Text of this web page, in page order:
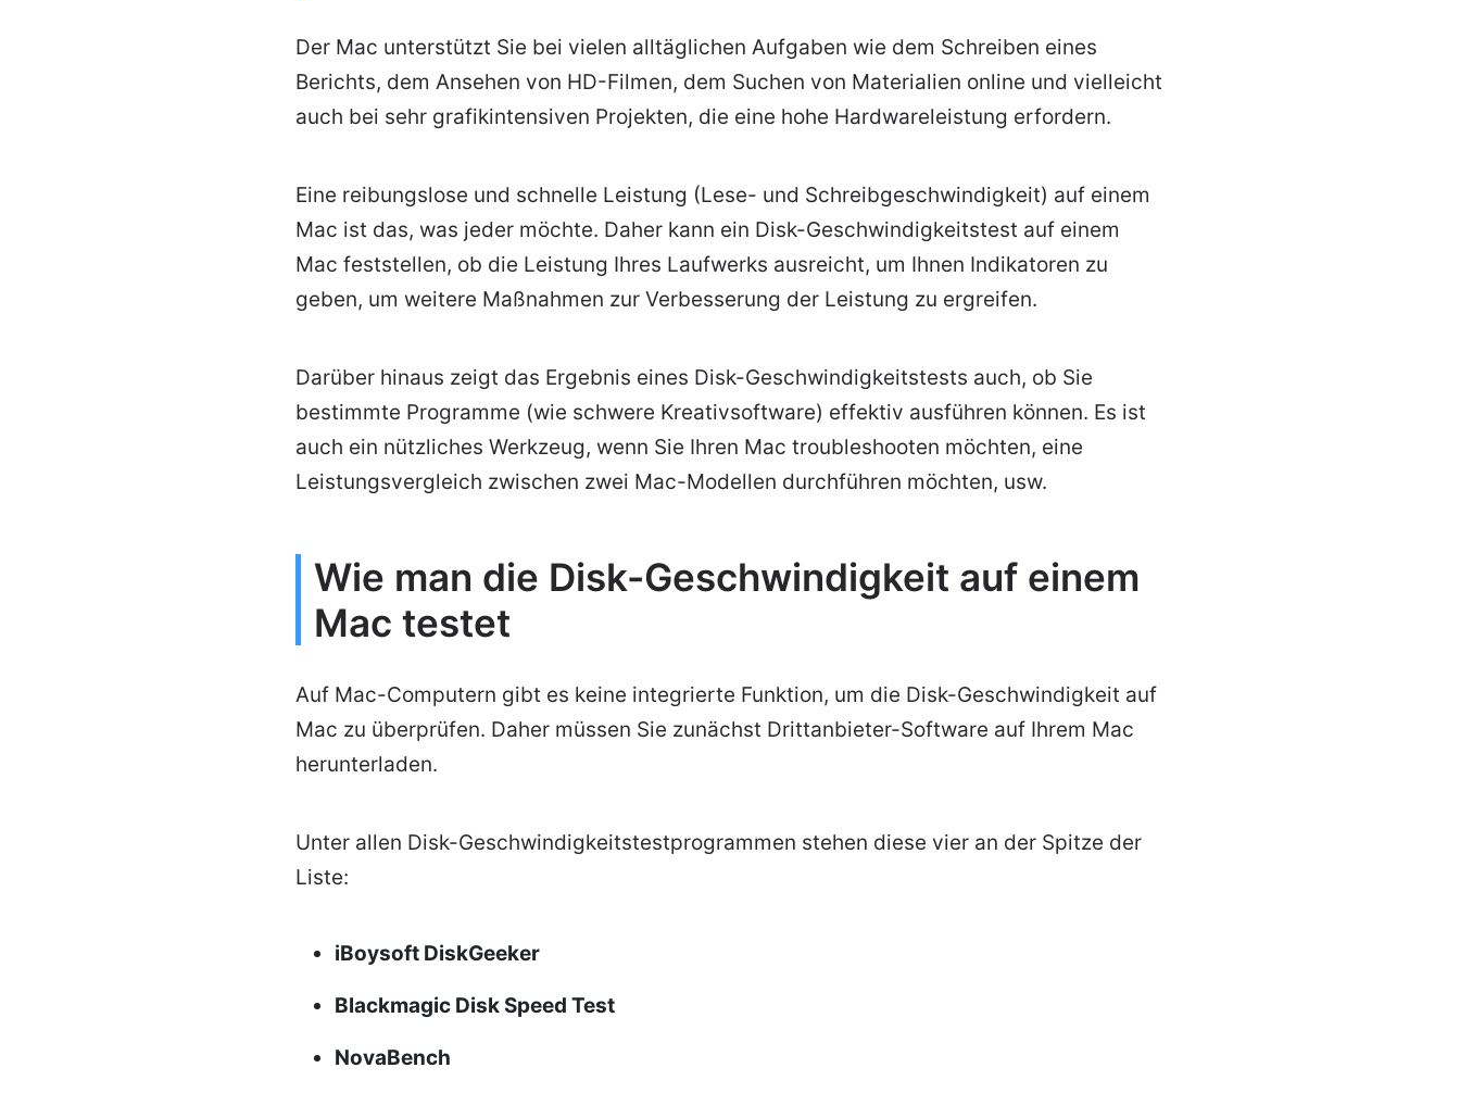
Der Mac unterstützt Sie bei vielen alltäglichen Aufgaben wie dem Schreiben eines
Berichts, dem Ansehen von HD-Filmen, dem Suchen von Materialien online und vielleicht
auch bei sehr grafikintensiven Projekten, die eine hohe Hardwareleistung erfordern.
Eine reibungslose und schnelle Leistung (Lese- und Schreibgeschwindigkeit) auf einem
Mac ist das, was jeder möchte. Daher kann ein Disk-Geschwindigkeitstest auf einem
Mac feststellen, ob die Leistung Ihres Laufwerks ausreicht, um Ihnen Indikatoren zu
geben, um weitere Maßnahmen zur Verbesserung der Leistung zu ergreifen.
Darüber hinaus zeigt das Ergebnis eines Disk-Geschwindigkeitstests auch, ob Sie
bestimmte Programme (wie schwere Kreativsoftware) effektiv ausführen können. Es ist
auch ein nützliches Werkzeug, wenn Sie Ihren Mac troubleshooten möchten, eine
Leistungsvergleich zwischen zwei Mac-Modellen durchführen möchten, usw.
Wie man die Disk-Geschwindigkeit auf einem
Mac testet
Auf Mac-Computern gibt es keine integrierte Funktion, um die Disk-Geschwindigkeit auf
Mac zu überprüfen. Daher müssen Sie zunächst Drittanbieter-Software auf Ihrem Mac
herunterladen.
Unter allen Disk-Geschwindigkeitstestprogrammen stehen diese vier an der Spitze der
Liste:
iBoysoft DiskGeeker
Blackmagic Disk Speed Test
NovaBench